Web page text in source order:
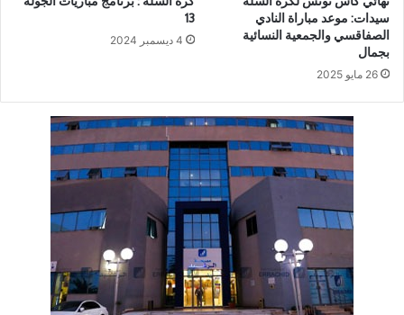
سيدات: موعد مباراة النادي
الصفاقسي والجمعية النسائية
بجمال
26 مايو 2025
13
4 ديسمبر 2024